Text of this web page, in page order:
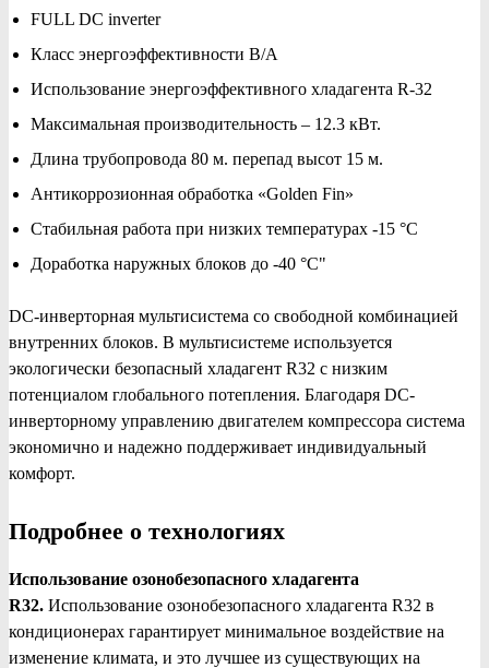
FULL DC inverter
Класс энергоэффективности B/A
Использование энергоэффективного хладагента R-32
Максимальная производительность – 12.3 кВт.
Длина трубопровода 80 м. перепад высот 15 м.
Антикоррозионная обработка «Golden Fin»
Стабильная работа при низких температурах -15 °С
Доработка наружных блоков до -40 °С"
DC-инверторная мультисистема со свободной комбинацией
внутренних блоков. В мультисистеме используется
экологически безопасный хладагент R32 с низким
потенциалом глобального потепления. Благодаря DC-
инверторному управлению двигателем компрессора система
экономично и надежно поддерживает индивидуальный
комфорт.
Подробнее о технологиях
Использование озонобезопасного хладагента
R32. Использование озонобезопасного хладагента R32 в
кондиционерах гарантирует минимальное воздействие на
изменение климата, и это лучшее из существующих на